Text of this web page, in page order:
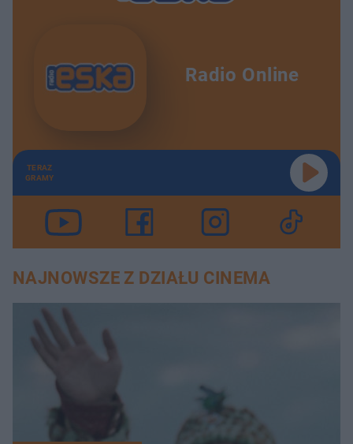
Radio Online
TERAZ
GRAMY
NAJNOWSZE Z DZIAŁU CINEMA